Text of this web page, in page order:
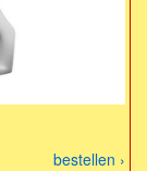
bestellen ›